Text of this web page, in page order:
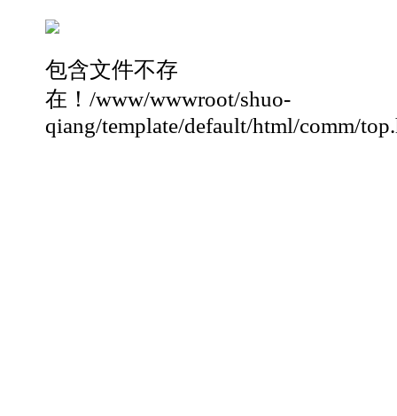
包含文件不存
在！/www/wwwroot/shuo-
qiang/template/default/html/comm/